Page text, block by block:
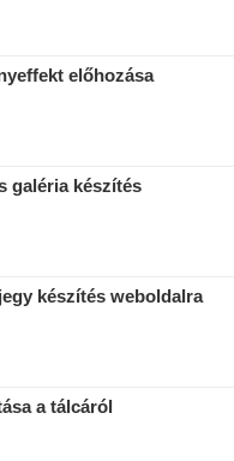
előhozása
galéria készítés
készítés weboldalra
a tálcáról